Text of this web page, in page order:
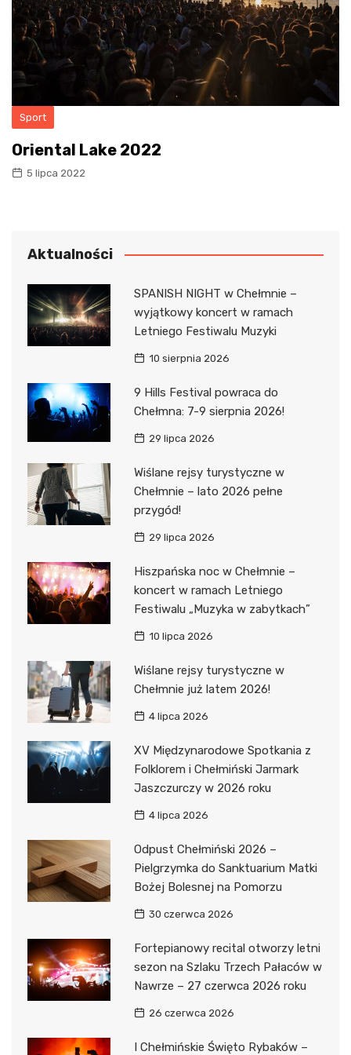
Sport
Oriental Lake 2022
5 lipca 2022
Aktualności
SPANISH NIGHT w Chełmnie –
wyjątkowy koncert w ramach
Letniego Festiwalu Muzyki
10 sierpnia 2026
9 Hills Festival powraca do
Chełmna: 7-9 sierpnia 2026!
29 lipca 2026
Wiślane rejsy turystyczne w
Chełmnie – lato 2026 pełne
przygód!
29 lipca 2026
Hiszpańska noc w Chełmnie –
koncert w ramach Letniego
Festiwalu „Muzyka w zabytkach”
10 lipca 2026
Wiślane rejsy turystyczne w
Chełmnie już latem 2026!
4 lipca 2026
XV Międzynarodowe Spotkania z
Folklorem i Chełmiński Jarmark
Jaszczurczy w 2026 roku
4 lipca 2026
Odpust Chełmiński 2026 –
Pielgrzymka do Sanktuarium Matki
Bożej Bolesnej na Pomorzu
30 czerwca 2026
Fortepianowy recital otworzy letni
sezon na Szlaku Trzech Pałaców w
Nawrze – 27 czerwca 2026 roku
26 czerwca 2026
I Chełmińskie Święto Rybaków –